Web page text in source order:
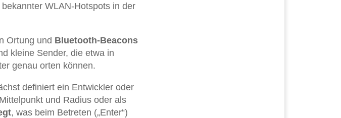
WLAN-Hotspots in der
Ortung und Bluetooth-Beacons
kleine Sender, die etwa in
genau orten können.
definiert ein Entwickler oder
und Radius oder als
, was beim Betreten („Enter“)